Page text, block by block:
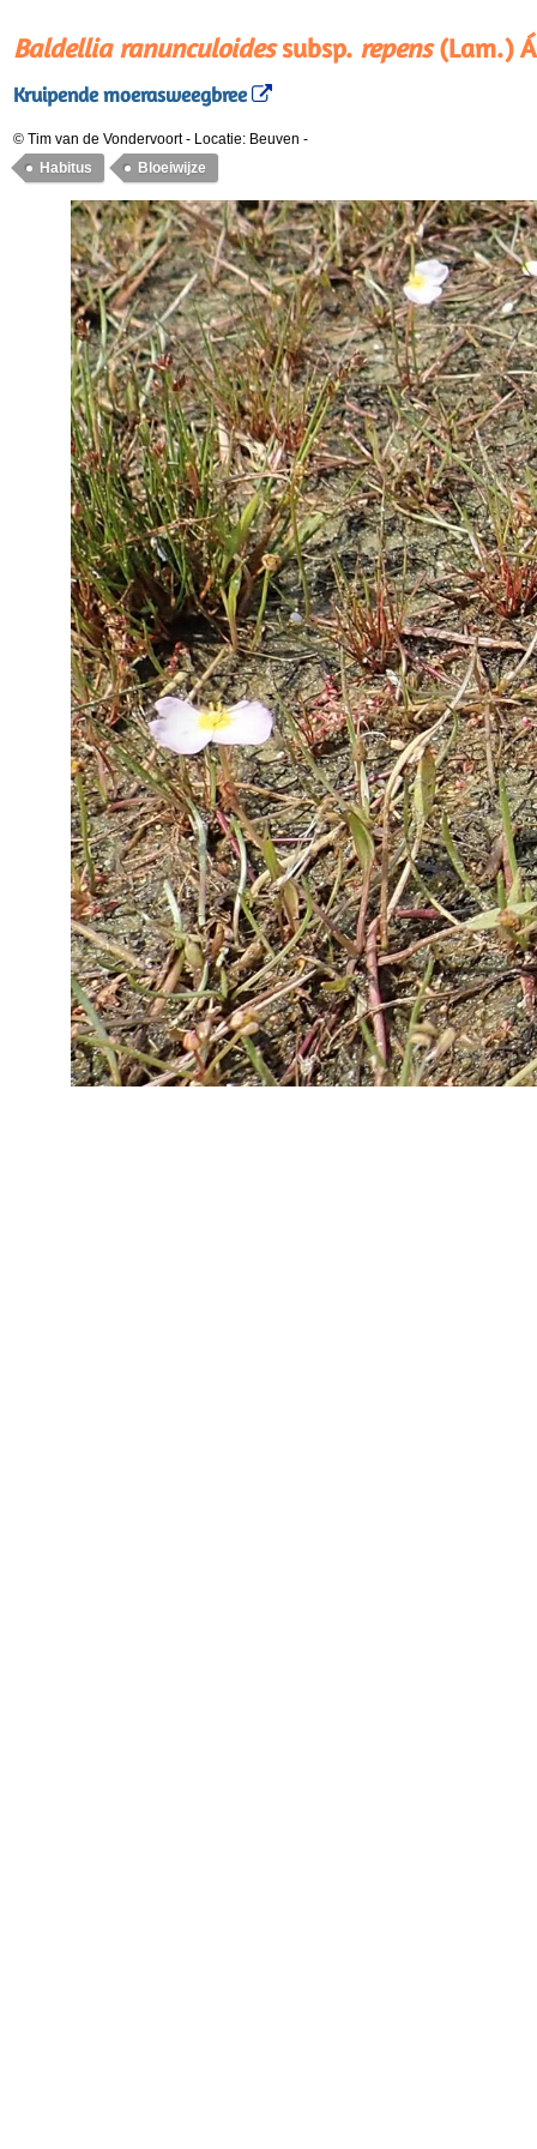
Baldellia ranunculoidessubsp. repens(Lam.)
Kruipende moerasweegbree
© Tim van de Vondervoort- Locatie: Beuven -
Habitus
Bloeiwijze